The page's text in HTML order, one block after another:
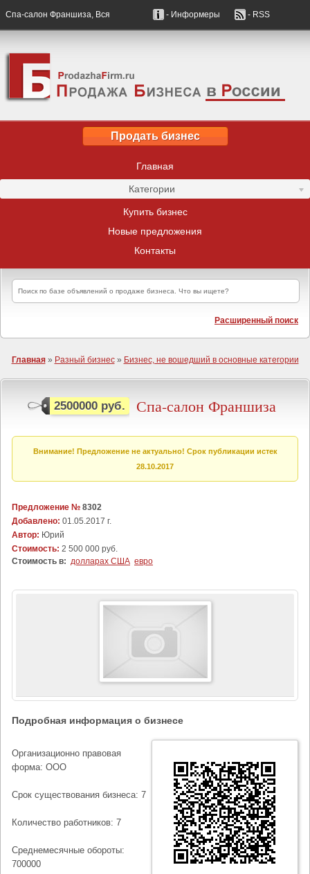
Спа-салон Франшиза, Вся - Информеры - RSS
Продать бизнес
Главная
Категории
Купить бизнес
Новые предложения
Контакты
Расширенный поиск
Главная» Разный бизнес» Бизнес, не вошедший в основные категории
2500000 руб. Спа-салон Франшиза
Внимание! Предложение не актуально! Срок публикации истек
28.10.2017
Предложение № 8302
Добавлено: 01.05.2017 г.
Автор: Юрий
Стоимость: 2 500 000 руб.
Стоимость в: долларах США евро
Подробная информация о бизнесе
Организационно правовая
форма: ООО
Срок существования бизнеса: 7
Количество работников: 7
Среднемесячные обороты:
700000